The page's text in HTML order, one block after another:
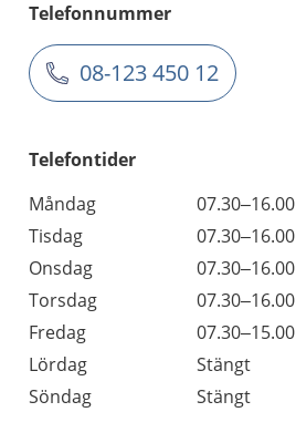
Telefonnummer
08-123 450 12
Telefontider
Måndag
07.30–16.00
Tisdag
07.30–16.00
Onsdag
07.30–16.00
Torsdag
07.30–16.00
Fredag
07.30–15.00
Lördag
Stängt
Söndag
Stängt